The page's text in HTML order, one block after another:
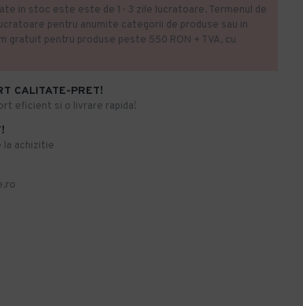
CALITATE-PRET!
eficient si o livrare rapida!
la achizitie
in stoc este este de 1- 3 zile lucratoare. Termenul de
pentru anumite categorii de produse sau in
gratuit pentru produse peste 550 RON + TVA, cu